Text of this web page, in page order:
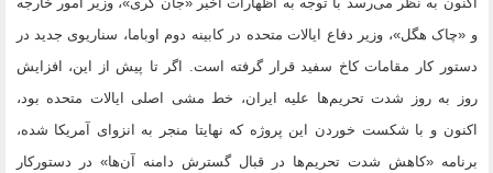
و «چاک هگل»، وزیر دفاع ایالات متحده در کابینه دوم اوباما، سناریوی جدید در
دستور کار مقامات کاخ سفید قرار گرفته است. اگر تا پیش از این، افزایش
روز به روز شدت تحریم‌ها علیه ایران، خط مشی اصلی ایالات متحده بود،
اکنون و با شکست خوردن این پروژه که نهایتا منجر به انزوای آمریکا شده،
برنامه «کاهش شدت تحریم‌ها در قبال گسترش دامنه آن‌ها» در دستورکار